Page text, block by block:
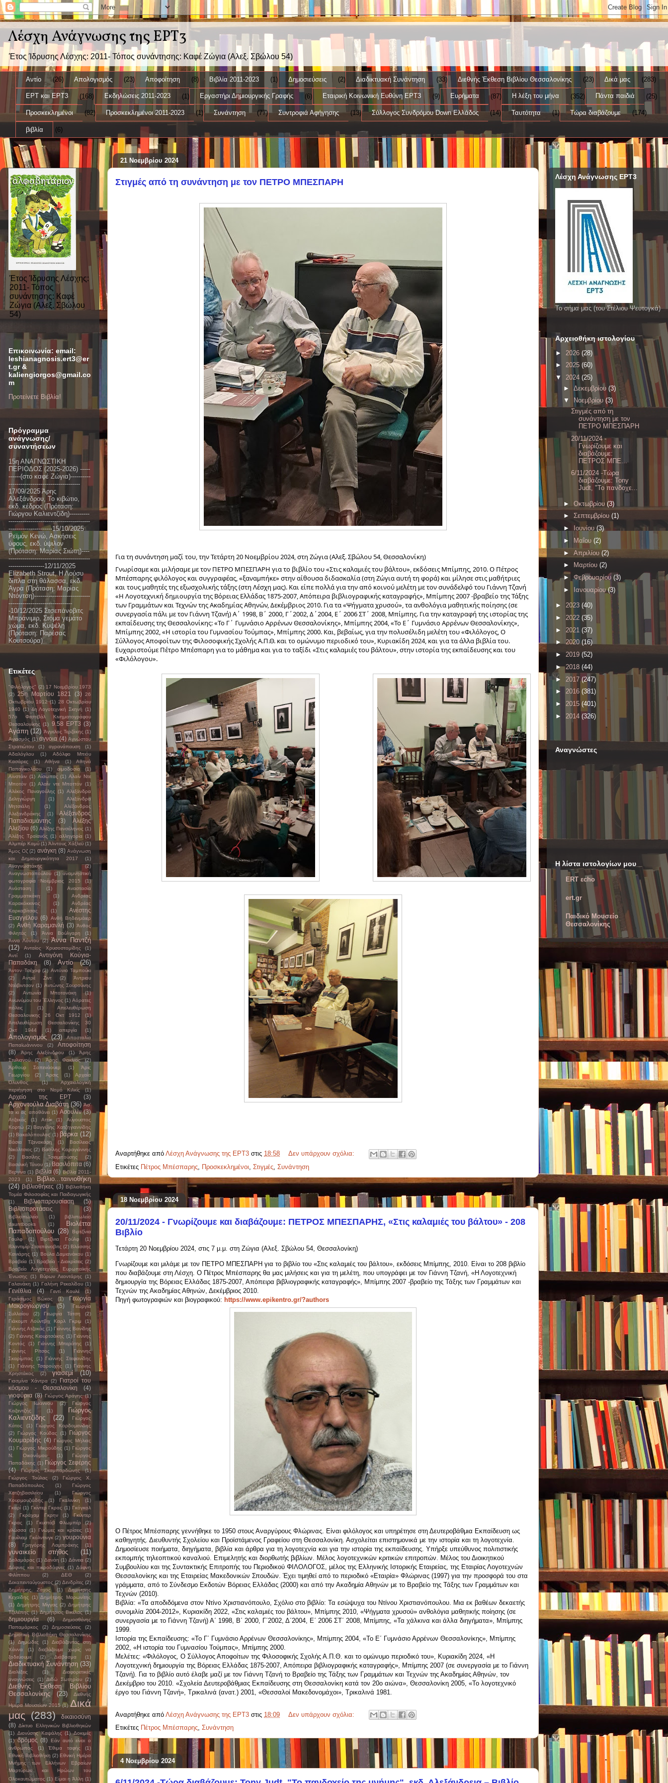
Λέσχη Ανάγνωσης της ΕΡΤ3
Έτος Ίδρυσης Λέσχης: 2011- Τόπος συνάντησης: Καφέ Ζώγια (Αλεξ. Σβώλου 54)
Αντίο (26) Απολογισμός (23) Αποφοίτηση (8) Βιβλία 2011-2023 (1) Δημοσιεύσεις (2) Διαδικτυακή Συνάντηση (33) Διεθνής Έκθεση Βιβλίου Θεσσαλονίκης (23) Δικά μας (283)
ΕΡΤ και ΕΡΤ3 (168) Εκδηλώσεις 2011-2023 (1) Εργαστήρι Δημιουργικής Γραφής (6) Εταιρική Κοινωνική Ευθύνη ΕΡΤ3 (9) Ευρήματα (87) Η λέξη του μήνα (352) Πάντα παιδιά (25)
Προσκεκλημένοι (82) Προσκεκλημένοι 2011-2023 (1) Συνάντηση (77) Συντροφιά Αφήγησης (13) Σύλλογος Συνδρόμου Down Ελλάδος (14) Ταυτότητα (1) Τώρα διαβάζουμε (174)
βιβλία (6)
21 Νοεμβρίου 2024
Στιγμές από τη συνάντηση με τον ΠΕΤΡΟ ΜΠΕΣΠΑΡΗ
Για τη συνάντηση μαζί του, την Τετάρτη 20 Νοεμβρίου 2024, στη Ζώγια (Αλεξ. Σβώλου 54, Θεσσαλονίκη)
Γνωρίσαμε και μιλήσαμε με τον ΠΕΤΡΟ ΜΠΕΣΠΑΡΗ για το βιβλίο του «Στις καλαμιές του βάλτου», εκδόσεις Μπίμπης, 2010. Ο Πέτρος
Μπέσπαρης φιλόλογος και συγγραφέας, «ξαναμπήκε» στην αίθουσα διδασκαλία (στη Ζώγια αυτή τη φορά) και μίλησε στις μαθήτριες
και τους μαθητές της εξωσχολικής τάξης (στη Λέσχη μας). Και είπε πολλά για την από κοινού μελέτη με τον συνάδελφό του Γιάννη Τζανή
«Η Λογοτεχνική δημιουργία της Βόρειας Ελλάδας 1875-2007, Απόπειρα βιβλιογραφικής καταγραφής», Μπίμπης 2007 -βραβείο της Τάξης
των Γραμμάτων και Τεχνών της Ακαδημίας Αθηνών, Δεκέμβριος 2010. Για τα «Ψήγματα χρυσού», τα ανθολόγια μαθητικής ποίησης (σε
συνεργασία πάλι με τον Γιάννη Τζανή) Α΄ 1998, Β΄ 2000, Γ΄2002, Δ΄2004, Ε΄ 2006 ΣΤ΄ 2008, Μπίμπης. Για την καταγραφή της ιστορίας της
εκπαίδευσης της Θεσσαλονίκης: «Το Γ΄ Γυμνάσιο Αρρένων Θεσσαλονίκης», Μπίμπης 2004, «Το Ε΄ Γυμνάσιο Αρρένων Θεσσαλονίκης»,
Μπίμπης 2002, «Η ιστορία του Γυμνασίου Τούμπας», Μπίμπης 2000. Και, βεβαίως, για την πολυσέλιδη μελέτη του «Φιλόλογος, Ο
Σύλλογος Αποφοίτων της Φιλοσοφικής Σχολής Α.Π.Θ. και το ομώνυμο περιοδικό του», Κυριακίδη 2024, και για τα άλλα βιβλία του.
Ευχαριστούμε Πέτρο Μπέσπαρη για το μάθημα και για το ταξίδι «Στις καλαμιές του βάλτου», στην ιστορία της εκπαίδευσης και του
«Φιλόλογου».
Αναρτήθηκε από Λέσχη Ανάγνωσης της ΕΡΤ3 στις 18:58
Δεν υπάρχουν σχόλια:
Ετικέτες Πέτρος Μπέσπαρης Προσκεκλημένοι Στιγμές Συνάντηση
18 Νοεμβρίου 2024
20/11/2024 - Γνωρίζουμε και διαβάζουμε: ΠΕΤΡΟΣ ΜΠΕΣΠΑΡΗΣ, «Στις καλαμιές του βάλτου» - 208
Βιβλίο
Τετάρτη 20 Νοεμβρίου 2024, στις 7 μ.μ. στη Ζώγια (Αλεξ. Σβώλου 54, Θεσσαλονίκη)
Γνωρίζουμε και μιλάμε με τον ΠΕΤΡΟ ΜΠΕΣΠΑΡΗ για το βιβλίο του «Στις καλαμιές του βάλτου», εκδόσεις Μπίμπης, 2010. Είναι το 208 βιβλίο
που διαβάζουμε στη Λέσχη. Ο Πέτρος Μπέσπαρης θα μας μιλήσεις και για τη μελέτη, που υπογράφει με τον Γιάννη Τζανή, «Η Λογοτεχνική
δημιουργία της Βόρειας Ελλάδας 1875-2007, Απόπειρα βιβλιογραφικής καταγραφής», Μπίμπης 2007 -βραβείο της Τάξης των Γραμμάτων και
Τεχνών της Ακαδημίας Αθηνών, Δεκέμβριος 2010.
Πηγή φωτογραφιών και βιογραφικού: https://www.epikentro.gr/?authors
Ο Πέτρος Μπέσπαρης γεννήθηκε το 1950 στους Αναργύρους Φλώρινας. Είναι φιλόλογος και υπηρέτησε στη Δευτεροβάθμια Εκπαίδευση ως
καθηγητής. Διευθυντής Σχολείου και Προϊστάμενος Γραφείου στη Θεσσαλονίκη. Ασχολείται επιστημονικά με την ιστορία και τη λογοτεχνία.
Δημοσίευσε ποιήματα, διηγήματα, βιβλία και άρθρα για τη λογοτεχνία και για την ιστορία της εκπαίδευσης. Υπήρξε υπεύθυνος πολιτιστικής
εκπομπής τηλεοπτικού καναλιού. Επιμελητής και διορθωτής βιβλίων. Μέλος λογοτεχνικών κριτικών επιτροπών. Μέλος του Διοικητικού
Συμβουλίου και της Συντακτικής Επιτροπής του Περιοδικού ΦΙΛΟΛΟΓΟΣ, μέλος της Ελληνικής Ιστορικής Εταιρείας, της Εταιρίας Λογοτεχνών
Θεσσαλονίκης και της Εταιρείας Μακεδονικών Σπουδών. Έχει τιμηθεί από το περιοδικό «Εταιρία» Φλώρινας (1997) για την προσφορά του στα
γράμματα, από το Σύνδεσμο Εκδοτών Βόρειας Ελλάδας (2000) και από την Ακαδημία Αθηνών με το Βραβείο της Τάξης των Γραμμάτων και
Τεχνών (2010).
Βιβλία: «Τα αποδιδόμενα στον Ντίνο Χριστιανόπουλο, Σχόλιο στο βιβλίο: Τα εσώψυχα του Ντίνου Χριστιανόπουλου. Μια εκ βαθέων δεκαετής
συνομιλία 2004-2012», Κυριακίδη 2022, «Στις καλαμιές του βάλτου», Μπίμπης 2010, «Ψήγματα χρυσού» ανθολόγια μαθητικής ποίησης (σε
συνεργασία με το Γιάννη Τζανή) Α΄ 1998, Β΄ 2000, Γ΄2002, Δ΄2004, Ε΄ 2006 ΣΤ΄ 2008, Μπίμπης, «Τα χάλκινα και άλλα διηγήματα», Μπίμπης
1999.
Ιστορία της Εκπαίδευσης: «Το Γ΄ Γυμνάσιο Αρρένων Θεσσαλονίκης», Μπίμπης 2004, «Το Ε΄ Γυμνάσιο Αρρένων Θεσσαλονίκης», Μπίμπης
2002, «Η ιστορία του Γυμνασίου Τούμπας», Μπίμπης 2000.
Μελέτες: «Φιλόλογος, Ο Σύλλογος Αποφοίτων της Φιλοσοφικής Σχολής Α.Π.Θ. και το ομώνυμο περιοδικό του», Κυριακίδη 2024, «Η
Λογοτεχνική δημιουργία της Βόρειας Ελλάδας 1875-2007, Απόπειρα βιβλιογραφικής καταγραφής», Μπίμπης 2007 (σε συνεργασία με το Γιάννη
Τζανή). Για το βιβλίο αυτό έλαβε μαζί με τον Γιάννη Τζανή το Βραβείο της Τάξης των Γραμμάτων και Τεχνών της Ακαδημίας Αθηνών, τον
Δεκέμβριο του 2010. «Σχολεία Δευτεροβάθμιας Εκπαίδευσης στη Θεσσαλονίκη κατά τον 20ο αιώνα», Θεσσαλονίκη 2005, «Το λογοτεχνικό
έργο του Γιάννη Τζανή», Τρικαλινά (ανατ.) 2001, «Θεσσαλοί Μακεδονομάχοι», Τρικαλινά 1981.
Αναρτήθηκε από Λέσχη Ανάγνωσης της ΕΡΤ3 στις 18:09
Δεν υπάρχουν σχόλια:
Ετικέτες Πέτρος Μπέσπαρης, Συνάντηση
4 Νοεμβρίου 2024
Έτος Ίδρυσης Λέσχης:
2011- Τόπος
συνάντησης: Καφέ
Ζώγια (Αλεξ. Σβώλου
54)
Επικοινωνία: email:
leshianagnosis.ert3@er
t.gr &
kaliengiorgos@gmail.co
m
Προτείνετε Βιβλία!
Πρόγραμμα
ανάγνωσης/
συναντήσεων
15η ΑΝΑΓΝΩΣΤΙΚΗ
ΠΕΡΙΟΔΟΣ (2025-2026) -----
------(στο καφέ Ζώγια)----------
------------------------------------
17/09/2025 Άρης
Αλεξάνδρου, Το κιβώτιο,
εκδ. κέδρος (Πρόταση:
Γιώργου Καλιεντζίδη)----------
-----------------------------------------
----------------------15/10/2025
Ρεϊμόν Κενώ, Ασκήσεις
ύφους, εκδ. ύψιλον
(Πρόταση: Μαρίας Σιώτη)----
-----------------------------------------
------------------12/11/2025
Elizabeth Strout, Η Λούσυ
δίπλα στη θάλασσα, εκδ.
Άγρα (Πρόταση: Μαρίας
Ντόντση)----------------------------
--------------------------------
-10/12/2025 Στσεπάνοβιτς
Μπράνιμιρ, Στόμα γεμάτο
χώμα, εκδ. Κυψέλη
(Πρόταση: Παρέσας
Κουτσούρα)
Ετικέτες
"Φιλόλογος" (2) 17 Νοεμβρίου 1973
(2) 25η Μαρτίου 1821 (3) 26
Οκτωβρίου 1912 (1) 28 Οκτωβρίου
1940 (1) 4η Λογοτεχνική Σκηνή (1)
57ο Φεστιβάλ Κινηματογράφου
Θεσσαλονίκης (1) 9.58 ΕΡΤ3 (3)
Αγάπη (12) Άγγελος Τερζάκης (1)
Αγιασμός (1) άγνοια (4) Αγνώστου
Στρατιώτου
(1) αγρανάπαυση
(1)
Αδαλόγλου
(1)
Αδόλφο Μπιόυ
Κασάρες
(1) Αθήνα (1)
Αθηνά
Παπανικολάου
(1) αιμοδοσία
(1)
Αϊνστάιν (1) Αίσωπος (1) Αλαίν Ντε
Μποτόν (1) Αλαίν ντε Μποττόν (1)
Αλέκος Παναγούλης (1) Αλεξάνδρα
Δεληγιώργη
(1)
Αλεξάνδρα
Μητσιάλη
(1)
Αλέξανδρος
Αλεξανδράκης
(1)
Αλέξανδρος
Παπαδιαμάντης
(3)
Αλέξης
Αλεξίου (6) Αλέξης Πανσέληνος (1)
Αλέξης Τραϊανός (1) αλληγορία (1)
Αλμπέρ Καμύ (1) Άλντους Χάξλεϋ (1)
Άμος Οζ (2) ανάγκη (8) Ανάγνωση
και Δημιουργικότητα 2017
(1)
Αναγνωστάκης
(2)
Αναγνωστοπούλου (1) αναμνηστική
φωτογραφία Νοέμβριος 2015
(1)
Ανάσταση
(1)
Αναστασία
Γραμματικάκη
(1)
Ανδρέας
Καρακόκκινος
(1)
Ανδρέας
Καρκαβίτσας
(1)
Ανέστης
Ευαγγέλου (6) Ανθή Βηδενμάιερ
(2) Ανθή Καραμανλή (3) Άνθος
Φιλητάς
(1) Άννα Βούλγαρη
(1)
Άννα Λόντου (2) Άννα Παντζή
(12)
Ανταίος Χρυσοστομίδης
(1)
Αντί
(1)
Αντιγόνη Κούγια-
Παπαδάκη
(8) Αντίο (26)
Άντον Τσέχοφ (2) Αντόνιο Ταμπούκι
(2)
Αντρέ Ζιντ (2)
Άντριου
Ντέιβιντσον (1) Αντώνης Σουρούνης
(2)
Αντωνία Μποτονάκη
(1)
Ανωνύμου του ΄Ελληνος (1) Αόρατες
πόλεις
(1)
Απελευθέρωση
Θεσσαλονικης 26 Οκτ 1912
(1)
Απελευθέρωση Θεσσαλονίκης 30
Οκτ 1944
(1) απεργία (1)
Απολογισμός (23)
Αποστολία
Παπαϊωάνννου
(2)
Αποφοίτηση
(8)
Άρης Αλεξάνδρου (1)
Άρης
Στυλιανού
(2) Άρης Φακίνος
(2)
Άρθουρ Σοπενάουερ
(1)
Άρις
Γεωργίου
(2) Άρσις (1)
Αρχαία
Όλυνθος
(1)
Αρχαιολογική
περιήγηση στο Νομό Κιλκίς
(1)
Αρχείο της ΕΡΤ (3)
Αρχοντούλα Διαβάτη (36) Άσ'
το κι ας αποθάνει (1) Ασουλίν (3)
Ατζακάς (1) Αττίκ (1)
Αύγουστος
Κορτώ (2) Βαγγέλης Χατζηγιαννίδης
(1) Βακαλόπουλος (1) βάρκα (12)
Βάσια Τζανακάρη (1)
Βασίλειος
Νικόλτσιος (2) Βασίλης Καραγιάννης
(2)
Βασίλης Τσιαμπούσης
(2)
Βασιλική Τάνου (1) Βασιλόπιτα (6)
Βεργίνα (1) βιβλία (6) Βιβλία 2011-
2023
(1)
Βιβλιο...ταινιοθήκη
(24) βιβλιοθήκες (3) Βιβλιοθήκη
Τομέα Φιλοσοφίας και Παιδαγωγικής
(1)
Βιβλιοπαρουσίαση
(5)
Βιβλιοπροτάσεις
(3)
Βιβλιοπωλείο (1)
βιβλιπωλείο
dauntbooks
(1)
Βιολέττα
Παπαδοπούλου (28)
Βιρτζίνια
Γουλφ
(1) Βιρτζίνια Γούλφ
(1)
Βλαντιμίρ Στσεπάνοβιτς (2) Βλάσσης
Κανιάρης (1) Βούλα Δαμιανάκου (1)
Βραβεία (1) Βραβεία - Διακρίσεις (2)
Βραβείο Λογοτεχνίας Ευρωπαϊκής
Ένωσης
(1) Βύρων Λεοντάρης
(1)
Γαλανάκη (1) Γαλήνη Ρεκαλίδου (1)
Γενέθλια (4) Γεντί Κουλέ
(1)
Γεράσιμος Βώκος
(1)
Γεωργία
Μακρογιώργου
(5)
Γεωργία
Συλλαίου
(2) Γεωργία Τάτση
(2)
Γιάκομπ Λούντβιχ Καρλ Γκριμ
(1)
Γιάννης Ατζακάς (1) Γιάννης Βανίδης
(2) Γιάννης Κιουρτσάκης (1) Γιάννης
Κοντός
(1) Γιάννης Μπεράτης
(1)
Γιάννης Ρϊτσος
(1)
Γιάννης
Σκαρίμπας
(1)
Γιάννης Στεφανίδης
(1)
Γιάννης Τσαρούχης (1) Γιάννης
Χρηστάκος
(2) γιασεμί (10)
Γιασμίνα Χάντρα (2)
Γιατροί του
κόσμου - Θεσσαλονίκη
(4)
γιοφύρια (8) Γιώργος Αράγης (1)
Γιώργος Ιωάννου
(2)
Γιώργος
Καζαντζής
(1)
Γιώργος
Καλιεντζίδης
(22)
Γιώργος
Κάτος
(1)
Γιώργος Κορδομενίδης
(2)
Γιώργος Κούδας (1)
Γιώργος
Κουμαρίδης (4) Γιώργος Μήλιας
(1) Γιώργος Μικρούδης (1) Γιώργος
Ν. Οικονόμου
(1)
Γιώργος
Παπαδάκης (1) Γιώργος Σεφέρης
(4)
Γιώργος Σκαμπαρδώνης
(1)
Γιώργος Τούλας
(2)
Γιώργος Χ.
Παπαδόπουλος
(1)
Γιώργος
Χατζηβασιλείου
(1)
Γιώργος
Χουρμουζιάδης
(1) Γκαλινίκη
(1)
Γκαρί (1) Γκίντερ Γκρας (1) Γκόγκολ
(2)
Γκράχαμ Γκρην (1)
Γκύντερ
Γκρας
(1) Γκυστάβ Φλωμπέρ
(2)
γλώσσα (1) Γνώμες και κρίσεις
(1)
Γουίλιαμ Γκόλντινγκ (2) γουρούνια
(8)
Γρηγόρης Λαμπράκης (1)
γυναικείο στήθος (11)
Δαλαμάρας (1) Δανάη (1) Δάνεια (2)
Δάφνες και πικροδάφνες (1) Δάφνη
Φιλίππου
(2) ΔΕΘ
(2)
Δεκαπενταύγουστος (2) Δενδρίτες (2)
Δημήτρης Ζάχος
(1)
Δημήτρης
Κεχαϊδης
(1) Δημήτρης Μαρωνίτης
(1) Δημήτρης Μίγγας (2) Δημήτρης
Τζελέπης (1) Δημήτριος Βικέλας (1)
δημιουργία (6)
Δημοσθένης
Παπαμάρκος
(2) Δημοσιεύσεις
(2)
Δημοτική Βιβλιοθήκη Θεσσαλονίκης
(1)
Δημώδες (1)
Διαβάζοντας στη
Χάννα
(1)
διαβάζουμε χωρίς να
ξοδεύουμε
(2) Διάβασμα (1)
Διαδικτυακή Συνάντηση (33)
Διαλέξεις (1)
Διαφορετικές
αναγνώσεις
(1) Διδώ Σωτηρίου (2)
Διεθνής Έκθεση Βιβλίου
Θεσσαλονίκης
(23)
Διεθνής
Ημέρα Μουσείων 2015 (1) Δικά
μας (283)
δικαιοσύνη
(8) Δίκτυο Ελληνικών Βιβλιοθηκών
(1) Διονύσης Καψάλης (1) Δοκιμές
(1) δρόμος (8)
Εάν αυτό είναι ο
άνθρωπος
(1) Έθιμα ταφής
(1)
Εθνική Βιβλιοθήκη (2) Εθνική Ημέρα
Μνήμης των Ελλήνων Εβραίων
Μαρτύρων και Ηρώων του
Ολοκαυτώματος (1) Είμαι η Άλλη (1)
Λέσχη Ανάγνωσης ΕΡΤ3
Το σήμα μας (του Στέλιου Ψευτογκά)
Αρχειοθήκη ιστολογίου
► 2026 (28)
► 2025 (60)
▼ 2024 (25)
► Δεκεμβρίου (3)
▼
Νοεμβρίου (3)
Στιγμές από τη
συνάντηση με τον
ΠΕΤΡΟ ΜΠΕΣΠΑΡΗ
20/11/2024 -
Γνωρίζουμε και
διαβάζουμε:
ΠΕΤΡΟΣ ΜΠΕ...
6/11/2024 -Τώρα
διαβάζουμε: Tony
Judt, "Το πανδοχε...
► Οκτωβρίου (3)
► Σεπτεμβρίου (1)
►
Ιουνίου (3)
►
Μαΐου (2)
► Απριλίου (2)
►
Μαρτίου (2)
►Φεβρουαρίου (3)
►
Ιανουαρίου(3)
► 2023 (40)
► 2022 (35)
► 2021 (37)
►2020 (16)
► 2019 (52)
►2018 (44)
► 2017 (247)
► 2016 (381)
► 2015 (401)
► 2014 (326)
Αναγνώστες
Η λίστα ιστολογίων μου
ERT εcho
ert.gr
Παιδικό Μουσείο
Θεσσαλονίκης